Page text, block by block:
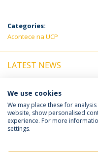
Categories:
Acontece na UCP
LATEST NEWS
UPCOMING EVENTS
Política de
We use cookies
We may place these for
website, show personalised
experience. For more
settings.